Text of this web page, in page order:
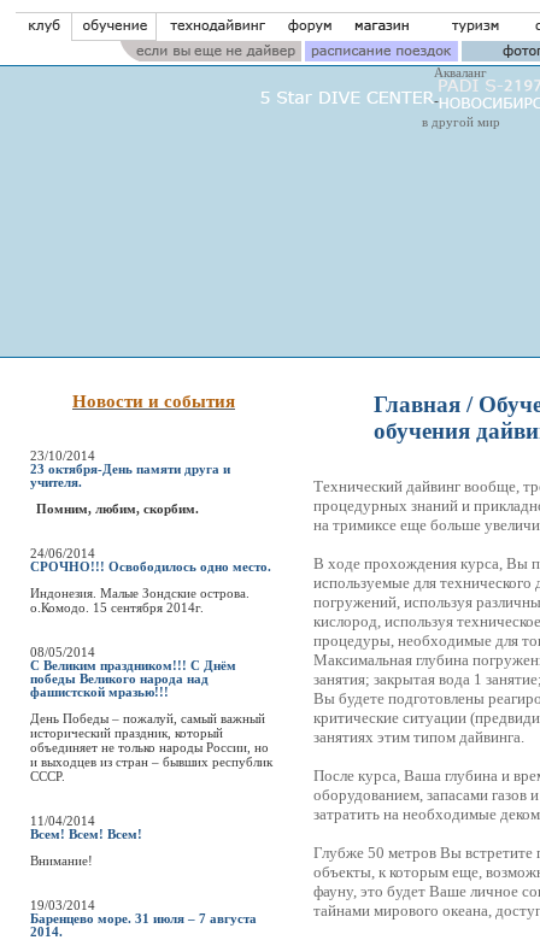
Акваланг
в другой мир
Новости и события
23/10/2014
23 октября-День памяти друга и
учителя.
Помним, любим, скорбим.
24/06/2014
СРОЧНО!!! Освободилось одно место.
Индонезия. Малые Зондские острова.
о.Комодо. 15 сентября 2014г.
08/05/2014
С Великим праздником!!! С Днём
победы Великого народа над
фашистской мразью!!!
День Победы – пожалуй, самый важный
исторический праздник, который
объединяет не только народы России, но
и выходцев из стран – бывших республик
СССР.
11/04/2014
Всем! Всем! Всем!
Внимание!
19/03/2014
Баренцево море. 31 июля – 7 августа
2014.
Главная /
обучения
Технический дайвинг вообще,
процедурных знаний и
на тримиксе еще больше
В ходе прохождения курса, Вы
используемые для технического
погружений, используя
кислород, используя
процедуры, необходимые для
Максимальная глубина
занятия; закрытая вода 1
Вы будете подготовлены
критические ситуации
занятиях этим типом дайвинга.
После курса, Ваша глубина и
оборудованием, запасами газов
затратить на необходимые
Глубже 50 метров Вы встретите
объекты, к которым еще,
фауну, это будет Ваше личное
тайнами мирового океана,